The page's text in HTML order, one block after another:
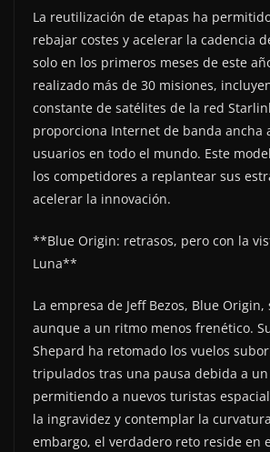
La reutilización de etapas ha
rebajar costes y acelerar la cadencia
solo en los primeros meses de este
realizado más de 30 misiones,
constante de satélites de la red
proporciona Internet de banda ancha
usuarios en todo el mundo. Este
los competidores a replantear sus
acelerar la innovación.
**Blue Origin: retrasos, pero con la
Luna**
La empresa de Jeff Bezos, Blue
aunque a un ritmo menos frenético.
Shepard ha retomado los vuelos
tripulados tras una pausa debida a
permitiendo a nuevos turistas
la ingravidez y contemplar la
embargo, el verdadero reto reside en